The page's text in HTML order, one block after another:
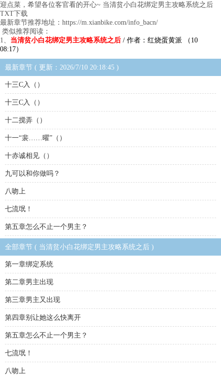
迎点菜，希望各位客官看的开心~ 当清贫小白花绑定男主攻略系统之后
TXT下载
最新章节推荐地址：https://m.xianbike.com/info_bacn/
类似推荐阅读：
1、 当清贫小白花绑定男主攻略系统之后 / 作者：红烧蛋黄派 （10
08:17）
最新章节 ( 更新：2026/7/10 20:18:45 )
十三C入（）
十三C入（）
十二搅弄（）
十一“裴……曜”（）
十赤诚相见（）
九可以和你做吗？
八吻上
七流氓！
第五章怎么不止一个男主？
全部章节 ( 当清贫小白花绑定男主攻略系统之后 )
第一章绑定系统
第二章男主出现
第三章男主又出现
第四章别让她这么快离开
第五章怎么不止一个男主？
七流氓！
八吻上